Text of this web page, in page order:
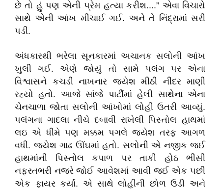
છે તો હું પણ એની પ્રેમ હત્યા કરીશ....” એવા વિચારો
સાથે એની આંખ મીંચાઈ ગઈ. અને તે નિંદ્રામાં સરી
પડી.
અંધકારથી ભરેલા સૂનકારમાં અચાનક સલોની આંખ
ખુલી ગઈ. એણે જોયું તો સામે પલંગ પર એના
વિશ્વાસને કચડી નાખનાર જયેશ મીઠી નીંદર માણી
રહ્યો હતો. આજે સાંજે પાર્ટીમાં હેલી સાથેના એના
ચેનચાળા જોતા સલોની આંખોમાં લોહી ઉતરી આવ્યું.
પલંગના ગાદલા નીચે દબાવી રાખેલી પિસ્તોલ હાથમાં
લઇ એ ધીમે પણ મક્કમ પગલે જયેશ તરફ આગળ
વધી. જયેશ ગાઢ ઊંઘમાં હતો. સલોની એ નજીક જઈ
હાથમાંની પિસ્તોલ કપાળ પર તાકી હોઠ ભીંસી
નફરતભરી નજરે જોઈ આવેશમાં આવી જઈ એક પછી
એક ફાયર કર્યા. એ સાથે લોહીની છોળ ઉડી અને